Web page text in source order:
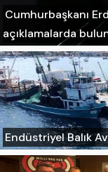
Cumhurbaşkanı
açıklamalarda
Endüstriyel Balık